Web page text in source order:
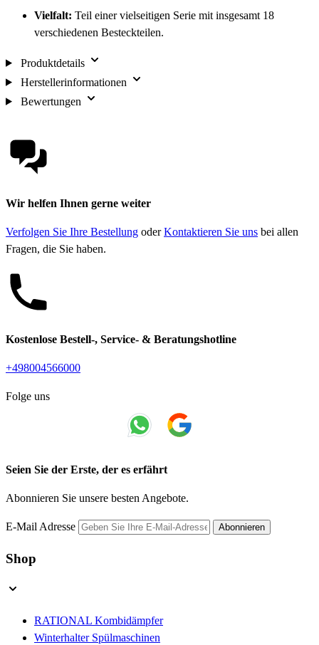
Vielfalt: Teil einer vielseitigen Serie mit insgesamt 18
verschiedenen Besteckteilen.
Produktdetails
Herstellerinformationen
Bewertungen
Wir helfen Ihnen gerne weiter
Verfolgen Sie Ihre Bestellung oderKontaktieren Sie uns bei allen
Fragen, die Sie haben.
Kostenlose Bestell-, Service- & Beratungshotline
+498004566000
Folge uns
Seien Sie der Erste, der es erfährt
Abonnieren Sie unsere besten Angebote.
E-Mail Adresse Abonnieren
Shop
RATIONAL Kombidämpfer
Winterhalter Spülmaschinen